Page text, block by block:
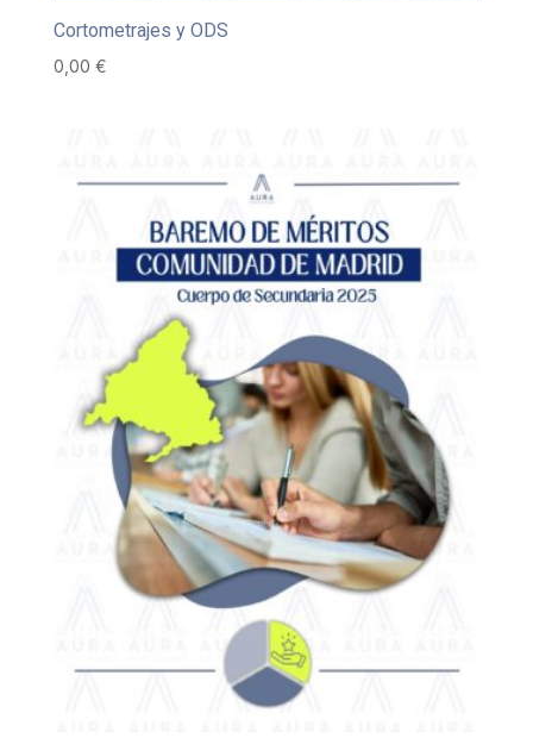
Cortometrajes y ODS
0,00 €